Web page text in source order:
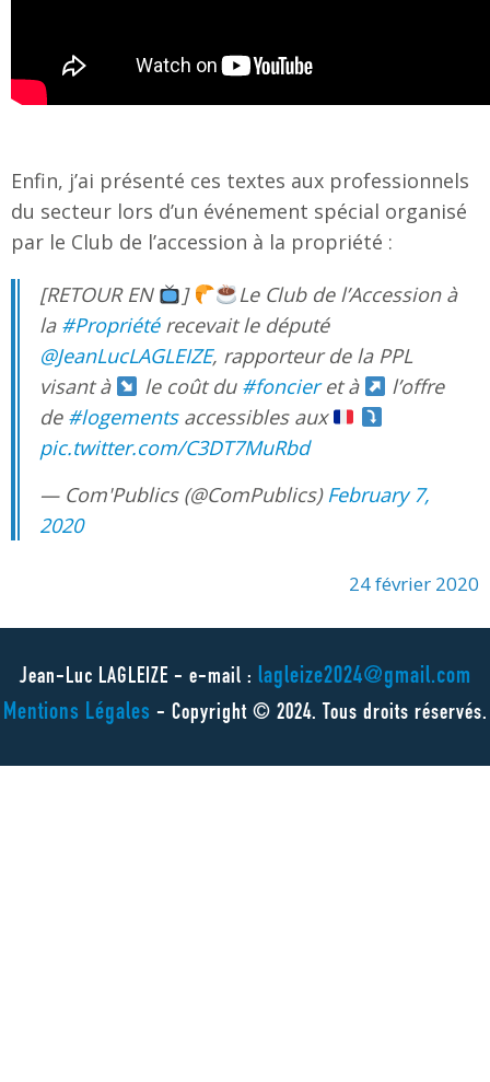
Enfin, j’ai présenté ces textes aux professionnels
du secteur lors d’un événement spécial organisé
par le Club de l’accession à la propriété :
[RETOUR EN
]
Le Club de l’Accession à
la #Propriétérecevait le député
@JeanLucLAGLEIZE, rapporteur de la PPL
visant à
le coût du #foncieret à
l’offre
de #logementsaccessibles aux
pic.twitter.com/C3DT7MuRbd
— Com'Publics (@ComPublics)February 7,
2020
24 février 2020
Jean-Luc LAGLEIZE - e-mail : lagleize2024@gmail.com
Mentions Légales - Copyright © 2024. Tous droits réservés.